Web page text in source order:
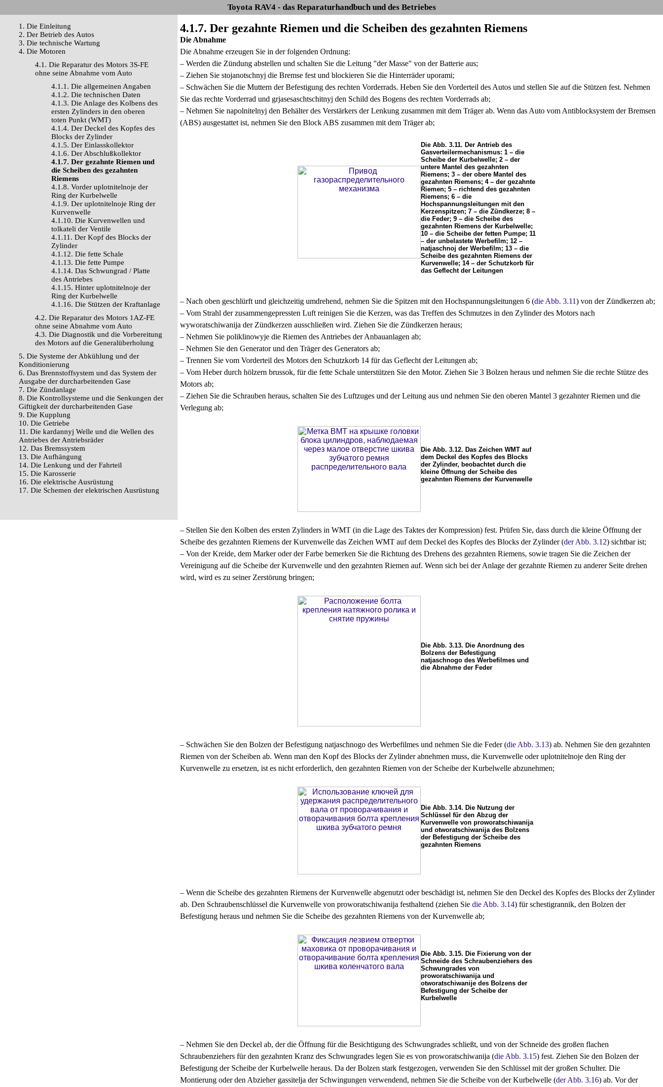
Toyota RAV4 - das Reparaturhandbuch und des Betriebes
1. Die Einleitung
2. Der Betrieb des Autos
3. Die technische Wartung
4. Die Motoren
4.1. Die Reparatur des Motors 3S-FE
ohne seine Abnahme vom Auto
4.1.1. Die allgemeinen Angaben
4.1.2. Die technischen Daten
4.1.3. Die Anlage des Kolbens des
ersten Zylinders in den oberen
toten Punkt (WMT)
4.1.4. Der Deckel des Kopfes des
Blocks der Zylinder
4.1.5. Der Einlasskollektor
4.1.6. Der Abschlußkollektor
4.1.7. Der gezahnte Riemen und
die Scheiben des gezahnten
Riemens
4.1.8. Vorder uplotnitelnoje der
Ring der Kurbelwelle
4.1.9. Der uplotnitelnoje Ring der
Kurvenwelle
4.1.10. Die Kurvenwellen und
tolkateli der Ventile
4.1.11. Der Kopf des Blocks der
Zylinder
4.1.12. Die fette Schale
4.1.13. Die fette Pumpe
4.1.14. Das Schwungrad / Platte
des Antriebes
4.1.15. Hinter uplotnitelnoje der
Ring der Kurbelwelle
4.1.16. Die Stützen der Kraftanlage
4.2. Die Reparatur des Motors 1AZ-FE
ohne seine Abnahme vom Auto
4.3. Die Diagnostik und die Vorbereitung
des Motors auf die Generalüberholung
5. Die Systeme der Abkühlung und der
Konditionierung
6. Das Brennstoffsystem und das System der
Ausgabe der durcharbeitenden Gase
7. Die Zündanlage
8. Die Kontrollsysteme und die Senkungen der
Giftigkeit der durcharbeitenden Gase
9. Die Kupplung
10. Die Getriebe
11. Die kardannyj Welle und die Wellen des
Antriebes der Antriebsräder
12. Das Bremssystem
13. Die Aufhängung
14. Die Lenkung und der Fahrteil
15. Die Karosserie
16. Die elektrische Ausrüstung
17. Die Schemen der elektrischen Ausrüstung
4.1.7. Der gezahnte Riemen und die Scheiben des gezahnten Riemens
Die Abnahme
Die Abnahme erzeugen Sie in der folgenden Ordnung:
– Werden die Zündung abstellen und schalten Sie die Leitung "der Masse" von der Batterie aus;
– Ziehen Sie stojanotschnyj die Bremse fest und blockieren Sie die Hinterräder uporami;
– Schwächen Sie die Muttern der Befestigung des rechten Vorderrads. Heben Sie den Vorderteil des Autos und stellen Sie auf die Stützen fest. Nehmen
Sie das rechte Vorderrad und grjasesaschtschitnyj den Schild des Bogens des rechten Vorderrads ab;
– Nehmen Sie napolnitelnyj den Behälter des Verstärkers der Lenkung zusammen mit dem Träger ab. Wenn das Auto vom Antiblocksystem der Bremsen
(ABS) ausgestattet ist, nehmen Sie den Block ABS zusammen mit dem Träger ab;
Die Abb. 3.11. Der Antrieb des
Gasverteilermechanismus: 1 – die
Scheibe der Kurbelwelle; 2 – der
untere Mantel des gezahnten
Riemens; 3 – der obere Mantel des
gezahnten Riemens; 4 – der gezahnte
Riemen; 5 – richtend des gezahnten
Riemens; 6 – die
Hochspannungsleitungen mit den
Kerzenspitzen; 7 – die Zündkerze; 8 –
die Feder; 9 – die Scheibe des
gezahnten Riemens der Kurbelwelle;
10 – die Scheibe der fetten Pumpe; 11
– der unbelastete Werbefilm; 12 –
natjaschnoj der Werbefilm; 13 – die
Scheibe des gezahnten Riemens der
Kurvenwelle; 14 – der Schutzkorb für
das Geflecht der Leitungen
– Nach oben geschlürft und gleichzeitig umdrehend, nehmen Sie die Spitzen mit den Hochspannungsleitungen 6 (die Abb. 3.11) von der Zündkerzen ab;
– Vom Strahl der zusammengepressten Luft reinigen Sie die Kerzen, was das Treffen des Schmutzes in den Zylinder des Motors nach
wyworatschiwanija der Zündkerzen ausschließen wird. Ziehen Sie die Zündkerzen heraus;
– Nehmen Sie poliklinowyje die Riemen des Antriebes der Anbauanlagen ab;
– Nehmen Sie den Generator und den Träger des Generators ab;
– Trennen Sie vom Vorderteil des Motors den Schutzkorb 14 für das Geflecht der Leitungen ab;
– Vom Heber durch hölzern brussok, für die fette Schale unterstützen Sie den Motor. Ziehen Sie 3 Bolzen heraus und nehmen Sie die rechte Stütze des
Motors ab;
– Ziehen Sie die Schrauben heraus, schalten Sie des Luftzuges und der Leitung aus und nehmen Sie den oberen Mantel 3 gezahnter Riemen und die
Verlegung ab;
Die Abb. 3.12. Das Zeichen WMT auf
dem Deckel des Kopfes des Blocks
der Zylinder, beobachtet durch die
kleine Öffnung der Scheibe des
gezahnten Riemens der Kurvenwelle
– Stellen Sie den Kolben des ersten Zylinders in WMT (in die Lage des Taktes der Kompression) fest. Prüfen Sie, dass durch die kleine Öffnung der
Scheibe des gezahnten Riemens der Kurvenwelle das Zeichen WMT auf dem Deckel des Kopfes des Blocks der Zylinder (der Abb. 3.12) sichtbar ist;
– Von der Kreide, dem Marker oder der Farbe bemerken Sie die Richtung des Drehens des gezahnten Riemens, sowie tragen Sie die Zeichen der
Vereinigung auf die Scheibe der Kurvenwelle und den gezahnten Riemen auf. Wenn sich bei der Anlage der gezahnte Riemen zu anderer Seite drehen
wird, wird es zu seiner Zerstörung bringen;
Die Abb. 3.13. Die Anordnung des
Bolzens der Befestigung
natjaschnogo des Werbefilmes und
die Abnahme der Feder
– Schwächen Sie den Bolzen der Befestigung natjaschnogo des Werbefilmes und nehmen Sie die Feder (die Abb. 3.13) ab. Nehmen Sie den gezahnten
Riemen von der Scheiben ab. Wenn man den Kopf des Blocks der Zylinder abnehmen muss, die Kurvenwelle oder uplotnitelnoje den Ring der
Kurvenwelle zu ersetzen, ist es nicht erforderlich, den gezahnten Riemen von der Scheibe der Kurbelwelle abzunehmen;
Die Abb. 3.14. Die Nutzung der
Schlüssel für den Abzug der
Kurvenwelle von proworatschiwanija
und otworatschiwanija des Bolzens
der Befestigung der Scheibe des
gezahnten Riemens
– Wenn die Scheibe des gezahnten Riemens der Kurvenwelle abgenutzt oder beschädigt ist, nehmen Sie den Deckel des Kopfes des Blocks der Zylinder
ab. Den Schraubenschlüssel die Kurvenwelle von proworatschiwanija festhaltend (ziehen Sie die Abb. 3.14) für schestigrannik, den Bolzen der
Befestigung heraus und nehmen Sie die Scheibe des gezahnten Riemens von der Kurvenwelle ab;
Die Abb. 3.15. Die Fixierung von der
Schneide des Schraubenziehers des
Schwungrades von
proworatschiwanija und
otworatschiwanije des Bolzens der
Befestigung der Scheibe der
Kurbelwelle
– Nehmen Sie den Deckel ab, der die Öffnung für die Besichtigung des Schwungrades schließt, und von der Schneide des großen flachen
Schraubenziehers für den gezahnten Kranz des Schwungrades legen Sie es von proworatschiwanija (die Abb. 3.15) fest. Ziehen Sie den Bolzen der
Befestigung der Scheibe der Kurbelwelle heraus. Da der Bolzen stark festgezogen, verwenden Sie den Schlüssel mit der großen Schulter. Die
Montierung oder den Abzieher gassitelja der Schwingungen verwendend, nehmen Sie die Scheibe von der Kurbelwelle (der Abb. 3.16) ab. Vor der